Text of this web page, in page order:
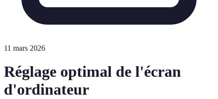
11 mars 2026
Réglage optimal de l'écran
d'ordinateur